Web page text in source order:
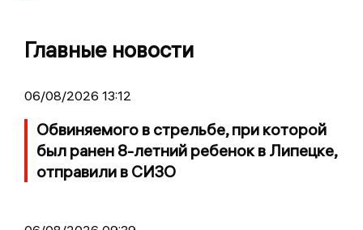
Главные новости
06/08/2026 13:12
Обвиняемого в стрельбе, при которой
был ранен 8-летний ребенок в Липецке,
отправили в СИЗО